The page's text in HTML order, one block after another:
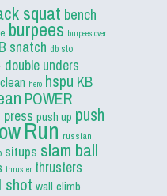
squat bench
burpees burpees over
snatch db sto
double unders
hero hspu KB
POWER
press push up push
Run russian
situps slam ball
thruster thrusters
shot wall climb